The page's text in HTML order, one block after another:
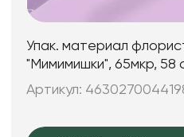
Упак. материал
"Мимимишки", 65мкр, 58
Артикул: